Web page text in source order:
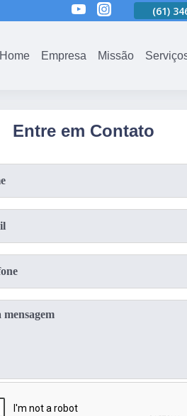
3465-5301 (61)
Home Empresa Missão
Entre em Contato